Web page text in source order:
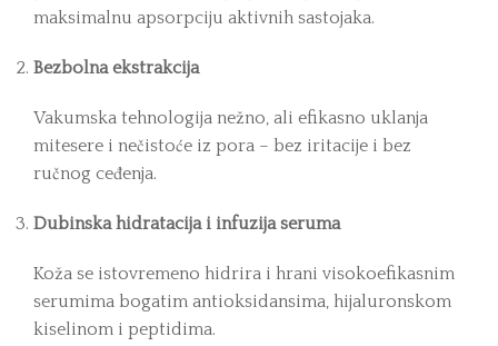
maksimalnu apsorpciju aktivnih sastojaka.
Bezbolna ekstrakcija
Vakumska tehnologija nežno, ali efikasno uklanja
mitesere i nečistoće iz pora – bez iritacije i bez
ručnog ceđenja.
Dubinska hidratacija i infuzija seruma
Koža se istovremeno hidrira i hrani visokoefikasnim
serumima bogatim antioksidansima, hijaluronskom
kiselinom i peptidima.